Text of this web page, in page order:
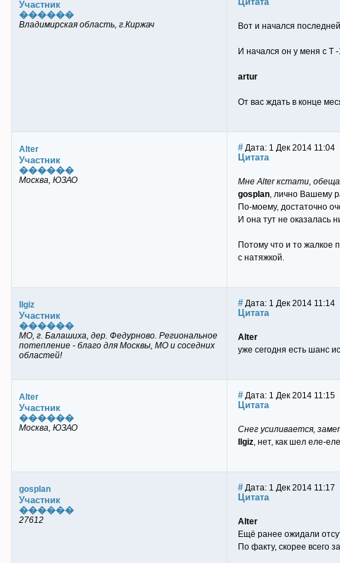
Участник
������
Владимирская область, г.Киржач Вот и начался
И начался он у меня с Т
artur
От вас ждать в конце
Alter
Участник
������
Москва, ЮЗАО
# Дата: 1 Дек 2014 11:04
Цитата
Мне Alter кстати,
gosplan, лично Вашему
По-моему, достаточно
И она тут не оказалась
Потому что и то жалкое
с натяжкой.
Ilgiz
Участник
������
МО, г. Балашиха, дер. Федурново. Региональное
потепление - благо для Москвы, МО и соседних
областей!
# Дата: 1 Дек 2014 11:14
Цитата
Alter
уже сегодня есть шанс
Alter
Участник
������
Москва, ЮЗАО
# Дата: 1 Дек 2014 11:15
Цитата
Снег усиливается,
Ilgiz, нет, как шел еле-
gosplan
Участник
������
27612
# Дата: 1 Дек 2014 11:17
Цитата
Alter
Ещё ранее ожидали
По факту, скорее всего